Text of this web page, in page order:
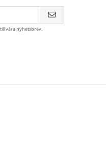
våra nyhetsbrev.